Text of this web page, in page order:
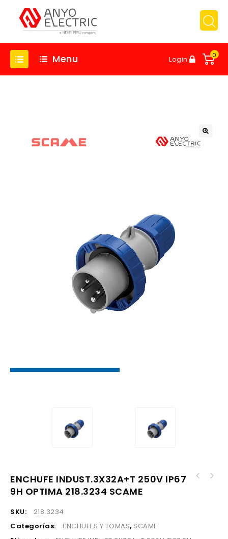
Menu Login 0
ENCHUFE INDUST.3X32A+T 250V IP67
9H OPTIMA 218.3234 SCAME
SKU:
218.3234
Categorías:
ENCHUFES Y TOMAS, SCAME